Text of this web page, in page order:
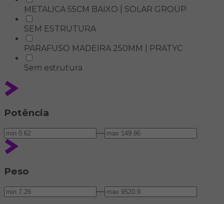
METALICA 55CM BAIXO | SOLAR GROUP
SEM ESTRUTURA
PARAFUSO MADEIRA 250MM | PRATYC
Sem estrutura
Potência
—
Peso
—